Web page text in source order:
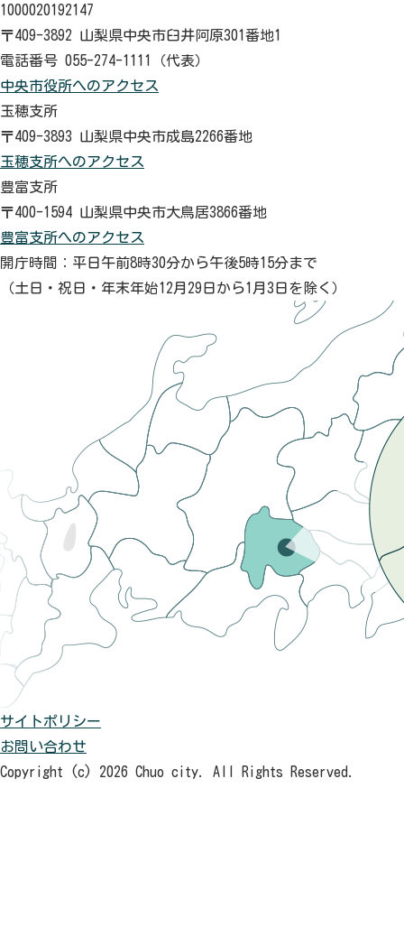
1000020192147
〒409-3892 山梨県中央市臼井阿原301番地1
電話番号 055-274-1111（代表）
中央市役所へのアクセス
玉穂支所
〒409-3893 山梨県中央市成島2266番地
玉穂支所へのアクセス
豊富支所
〒400-1594 山梨県中央市大鳥居3866番地
豊富支所へのアクセス
開庁時間：平日午前8時30分から午後5時15分まで
（土日・祝日・年末年始12月29日から1月3日を除く）
サイトポリシー
お問い合わせ
Copyright (c) 2026 Chuo city. All Rights Reserved.